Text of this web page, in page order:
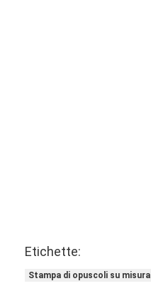
Etichette:
Stampa di opuscoli su misura